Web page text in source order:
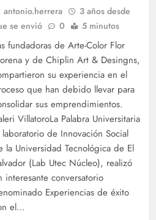
antonio.herrera
3 años desde
se envió
0 5 minutos
fundadoras de Arte-Color Flor
y de Chiplin Art & Desingns,
su experiencia en el
que han debido llevar para
sus emprendimientos.
VillatoroLa Palabra Universitaria
laboratorio de Innovación Social
la Universidad Tecnológica de El
(Lab Utec Núcleo), realizó
interesante conversatorio
Experiencias de éxito
el…